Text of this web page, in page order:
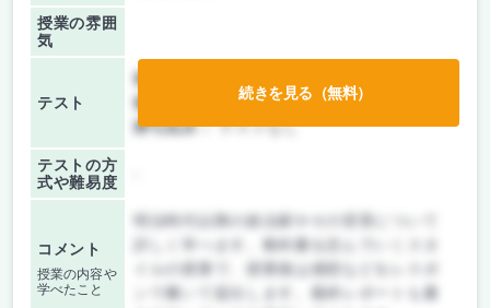
授業の雰囲
気
テスト
前期/中間：
後期/期末：
レポートのみ
持ち込み：テストなし
テストの方
式や難易度
コメント
授業の内容や
学べたこと
明治時代以降の政治家やその背景について
詳しく学べます。教科書を読んでいくスタ
イルの授業で、授業後は感想などをレスポ
ンで書いて提出します。最終レポートも書
続きを見る（無料）